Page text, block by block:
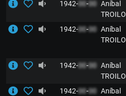
1942-00-00 Aníbal
TROILO
1942-00-00 Aníbal
TROILO
1942-00-00 Aníbal
TROILO
1942-00-00 Aníbal